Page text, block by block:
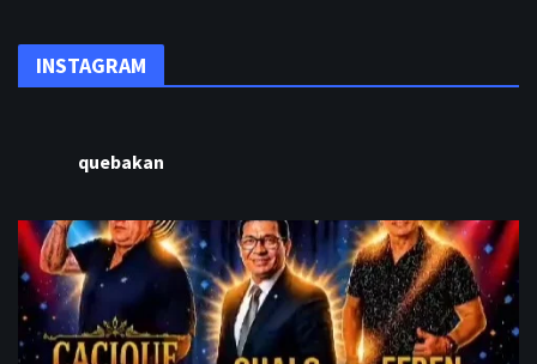
INSTAGRAM
quebakan